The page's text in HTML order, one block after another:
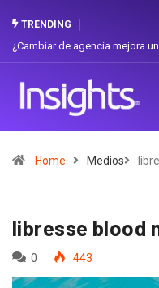
TRENDING
de agencia mejora una marca?
Home Medios
libresse blood
0 443